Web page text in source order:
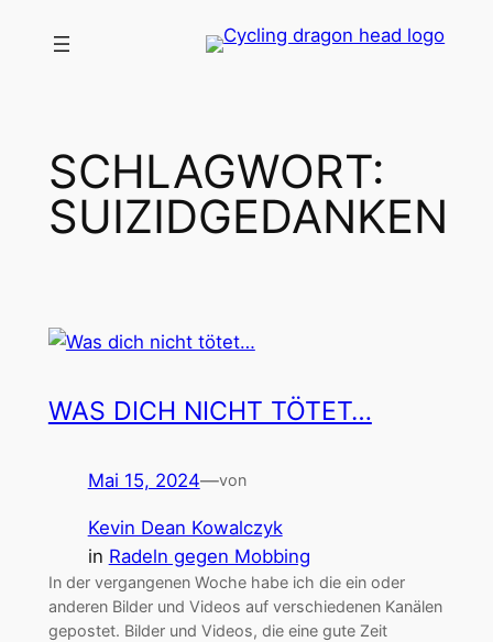
Inhalt
SCHLAGWORT:
SUIZIDGEDANKEN
WAS DICH NICHT TÖTET…
Mai 15, 2024—von
Kevin Dean Kowalczyk
in Radeln gegen Mobbing
In der vergangenen Woche habe ich die ein oder
anderen Bilder und Videos auf verschiedenen Kanälen
gepostet. Bilder und Videos, die eine gute Zeit